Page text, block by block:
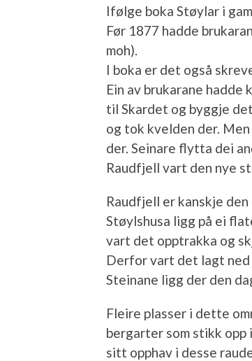
Ifølge boka Støylar i
Før 1877 hadde
moh).
I boka er det også
Ein av brukarane
til Skardet og byggje
og tok kvelden der.
der. Seinare flytta dei
Raudfjell vart den nye
Raudfjell er kanskje
Støylshusa ligg på ei
vart det opptrakka og
Derfor vart det lagt ned
Steinane ligg der den
Fleire plasser i dette
bergarter som stikk opp
sitt opphav i desse